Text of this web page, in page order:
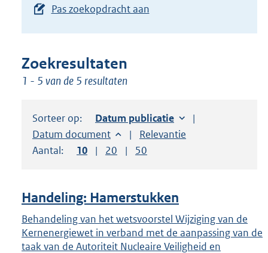
toets
om
te
krijgen
de
suggesties.
Druk
om
keuze
te
Pas zoekopdracht aan
Zoekresultaten
1 - 5 van de 5 resultaten
Sorteer op: Sorteer op:
Datum publicatie
Sorteer op:
Datum document Sorteer op:
Relevantie
Aantal:
Toon
10 resultaten per pagina
Toon
20 resultaten per pagina
Toon
50
Handeling: Hamerstukken
Behandeling van het wetsvoorstel Wijziging van de
Kernenergiewet in verband met de aanpassing van de
taak van de Autoriteit Nucleaire Veiligheid en